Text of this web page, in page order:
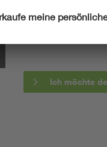
berichten wir
informieren
Ich möchte